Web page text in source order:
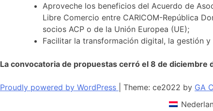
Aproveche los beneficios del Acuerdo de
Libre Comercio entre CARICOM-República
socios ACP o de la Unión Europea (UE);
Facilitar la transformación digital, la gestión
La convocatoria de propuestas cerró el 8 de diciembre
Proudly powered by WordPress Theme: ce2022 by GA